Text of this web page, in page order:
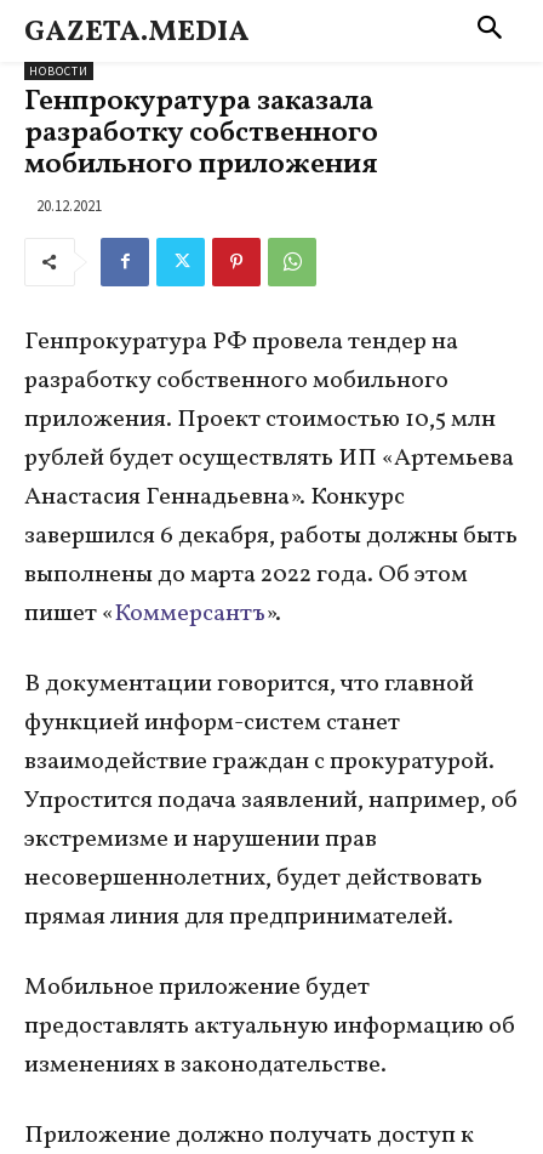
GAZETA.MEDIA
НОВОСТИ
Генпрокуратура заказала
разработку собственного
мобильного приложения
20.12.2021
Генпрокуратура РФ провела тендер на
разработку собственного мобильного
приложения. Проект стоимостью 10,5 млн
рублей будет осуществлять ИП «Артемьева
Анастасия Геннадьевна». Конкурс
завершился 6 декабря, работы должны быть
выполнены до марта 2022 года. Об этом
пишет «Коммерсантъ».
В документации говорится, что главной
функцией информ-систем станет
взаимодействие граждан с прокуратурой.
Упростится подача заявлений, например, об
экстремизме и нарушении прав
несовершеннолетних, будет действовать
прямая линия для предпринимателей.
Мобильное приложение будет
предоставлять актуальную информацию об
изменениях в законодательстве.
Приложение должно получать доступ к